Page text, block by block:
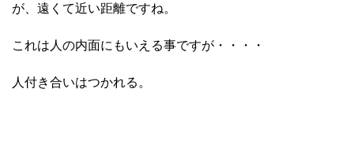
が、遠くて近い距離ですね。
これは人の内面にもいえる事ですが・・・・
人付き合いはつかれる。